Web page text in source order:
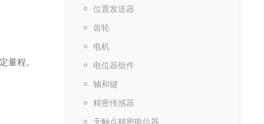
位置发送器
齿轮
电机
电位器组件
轴和键
精密传感器
无触点精密电位器
量程。